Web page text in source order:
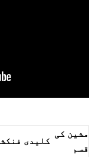
مشین کی
قسم
کلیدی